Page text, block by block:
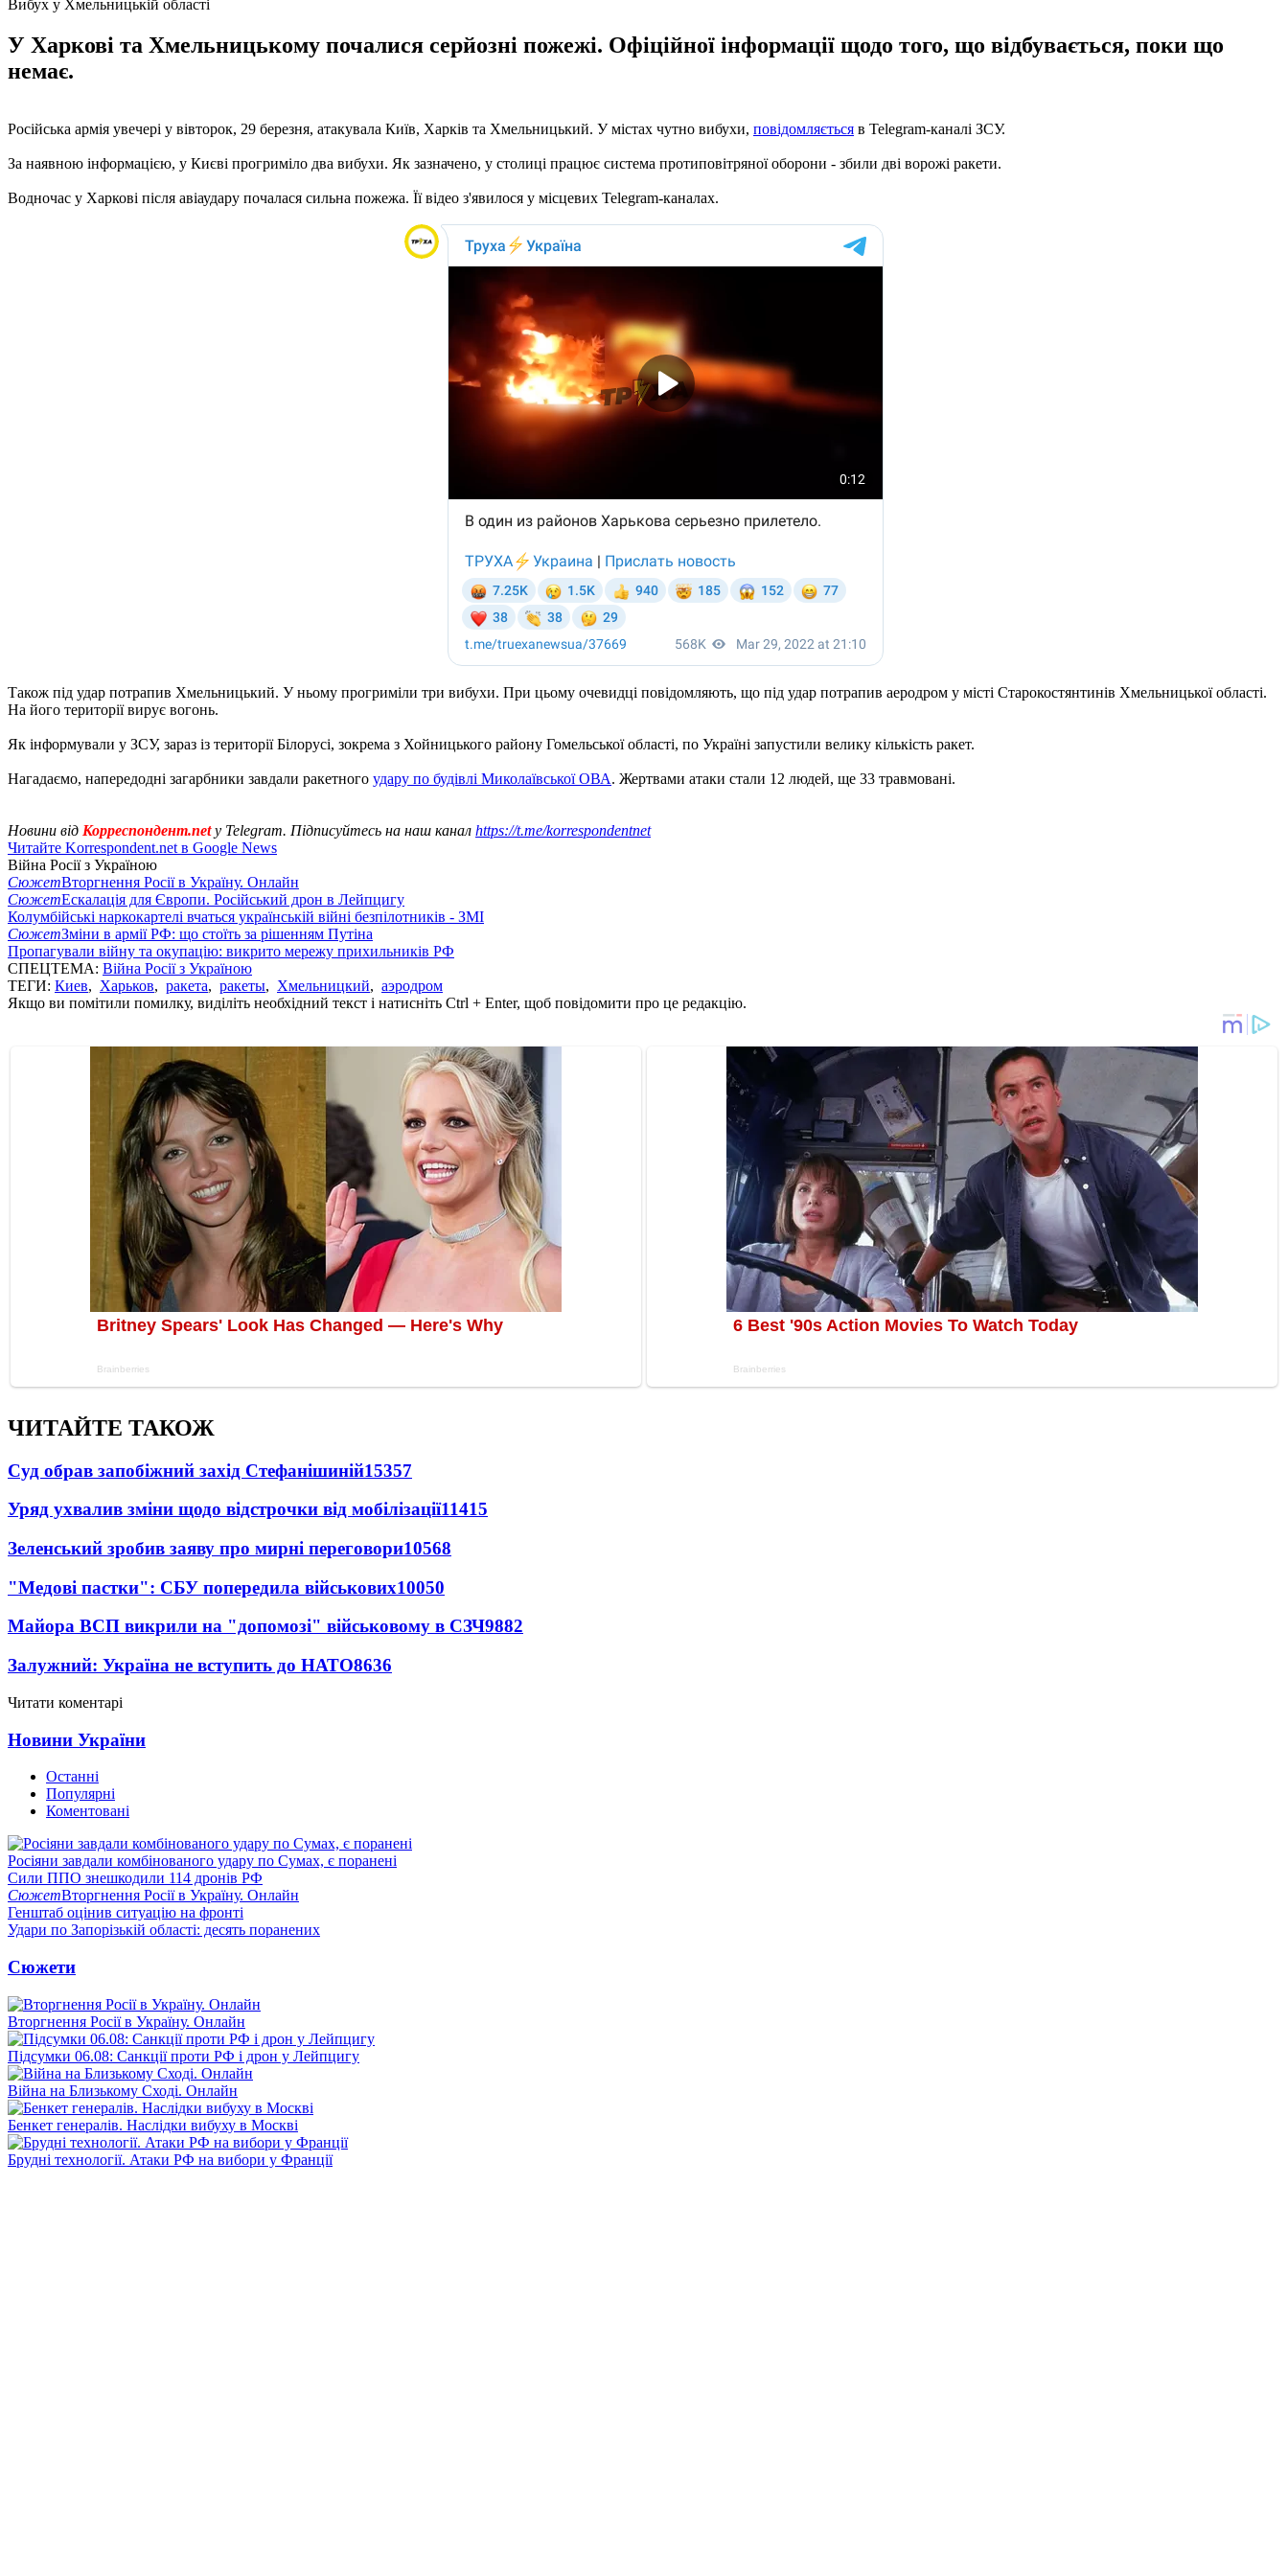
Вибух у Хмельницькій області
У Харкові та Хмельницькому почалися серйозні пожежі. Офіційної інформації щодо того, що відбувається, поки що
немає.
Російська армія увечері у вівторок, 29 березня, атакувала Київ, Харків та Хмельницький. У містах чутно вибухи, повідомляється в Telegram-каналі ЗСУ.
За наявною інформацією, у Києві прогриміло два вибухи. Як зазначено, у столиці працює система протиповітряної оборони - збили дві ворожі ракети.
Водночас у Харкові після авіаудару почалася сильна пожежа. Її відео з'явилося у місцевих Telegram-каналах.
Також під удар потрапив Хмельницький. У ньому прогриміли три вибухи. При цьому очевидці повідомляють, що під удар потрапив аеродром у місті Старокостянтинів Хмельницької області.
На його території вирує вогонь.
Як інформували у ЗСУ, зараз із території Білорусі, зокрема з Хойницького району Гомельської області, по Україні запустили велику кількість ракет.
Нагадаємо, напередодні загарбники завдали ракетного удару по будівлі Миколаївської ОВА. Жертвами атаки стали 12 людей, ще 33 травмовані.
Новини від Корреспондент.netу Telegram. Підписуйтесь на наш канал https://t.me/korrespondentnet
Читайте Korrespondent.net в Google News
Війна Росії з Україною
СюжетВторгнення Росії в Україну. Онлайн
СюжетЕскалація для Європи. Російський дрон в Лейпцигу
Колумбійські наркокартелі вчаться українській війні безпілотників - ЗМІ
СюжетЗміни в армії РФ: що стоїть за рішенням Путіна
Пропагували війну та окупацію: викрито мережу прихильників РФ
СПЕЦТЕМА: Війна Росії з Україною
ТЕГИ: Киев, Харьков, ракета, ракеты, Хмельницкий, аэродром
Якщо ви помітили помилку, виділіть необхідний текст і натисніть Ctrl + Enter, щоб повідомити про це редакцію.
ЧИТАЙТЕ ТАКОЖ
Суд обрав запобіжний захід Стефанішиній15357
Уряд ухвалив зміни щодо відстрочки від мобілізації11415
Зеленський зробив заяву про мирні переговори10568
"Медові пастки": СБУ попередила військових10050
Майора ВСП викрили на "допомозі" військовому в СЗЧ9882
Залужний: Україна не вступить до НАТО8636
Читати коментарі
Новини України
Останні
Популярні
Коментовані
Росіяни завдали комбінованого удару по Сумах, є поранені
Сили ППО знешкодили 114 дронів РФ
СюжетВторгнення Росії в Україну. Онлайн
Генштаб оцінив ситуацію на фронті
Удари по Запорізькій області: десять поранених
Сюжети
Вторгнення Росії в Україну. Онлайн
Підсумки 06.08: Санкції проти РФ і дрон у Лейпцигу
Війна на Близькому Сході. Онлайн
Бенкет генералів. Наслідки вибуху в Москві
Брудні технології. Атаки РФ на вибори у Франції